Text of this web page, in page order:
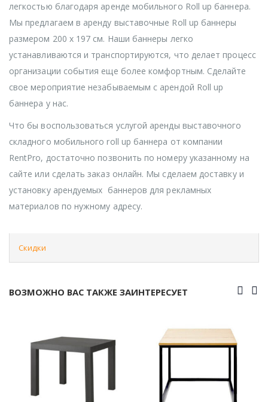
легкостью благодаря аренде мобильного Roll up баннера.
Мы предлагаем в аренду выставочные Roll up баннеры
размером 200 х 197 см. Наши баннеры легко
устанавливаются и транспортируются, что делает процесс
организации события еще более комфортным. Сделайте
свое мероприятие незабываемым с арендой Roll up
баннера у нас.
Что бы воспользоваться услугой аренды выставочного
складного мобильного roll up баннера от компании
RentPro, достаточно позвонить по номеру указанному на
сайте или сделать заказ онлайн. Мы сделаем доставку и
установку арендуемых баннеров для рекламных
материалов по нужному адресу.
Скидки
ВОЗМОЖНО ВАС ТАКЖЕ ЗАИНТЕРЕСУЕТ